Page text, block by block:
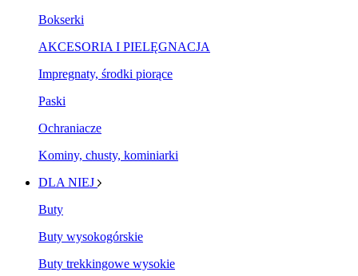
Bokserki
AKCESORIA I PIELĘGNACJA
Impregnaty, środki piorące
Paski
Ochraniacze
Kominy, chusty, kominiarki
DLA NIEJ
Buty
Buty wysokogórskie
Buty trekkingowe wysokie